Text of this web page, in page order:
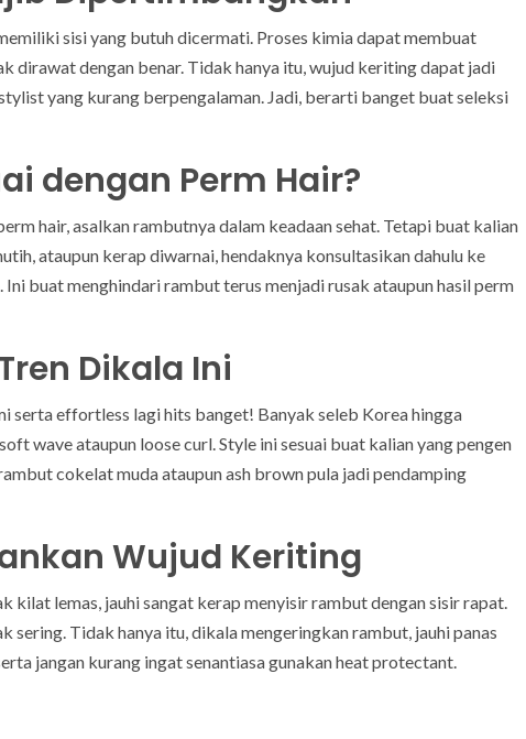
sisi yang butuh dicermati. Proses kimia dapat membuat
dirawat dengan benar. Tidak hanya itu, wujud keriting dapat jadi
yang kurang berpengalaman. Jadi, berarti banget buat seleksi
dengan Perm Hair?
hair, asalkan rambutnya dalam keadaan sehat. Tetapi buat kalian
ataupun kerap diwarnai, hendaknya konsultasikan dahulu ke
buat menghindari rambut terus menjadi rusak ataupun hasil perm
Dikala Ini
serta effortless lagi hits banget! Banyak seleb Korea hingga
wave ataupun loose curl. Style ini sesuai buat kalian yang pengen
cokelat muda ataupun ash brown pula jadi pendamping
Wujud Keriting
kilat lemas, jauhi sangat kerap menyisir rambut dengan sisir rapat.
sering. Tidak hanya itu, dikala mengeringkan rambut, jauhi panas
jangan kurang ingat senantiasa gunakan heat protectant.